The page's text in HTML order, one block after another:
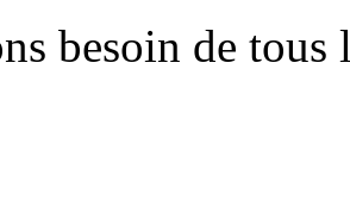
besoin de tous